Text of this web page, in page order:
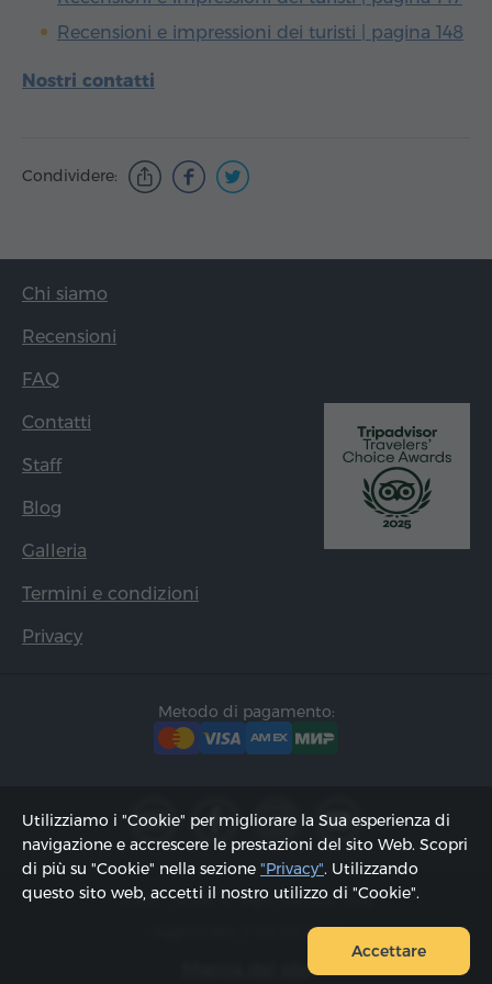
Recensioni e impressioni dei turisti | pagina 148
Nostri contatti
Condividere:
Chi siamo
Recensioni
FAQ
Contatti
Staff
Blog
Galleria
Termini e condizioni
Privacy
Metodo di pagamento:
2002 - 2026, © "Hyur Service" Ltd;
Aggiornato il 06.08.2026
Mappa del sito
Utilizziamo i "Cookie" per migliorare la Sua esperienza di
navigazione e accrescere le prestazioni del sito Web. Scopri
di più su "Cookie" nella sezione "Privacy". Utilizzando
questo sito web, accetti il ​​nostro utilizzo di "Cookie".
Accettare